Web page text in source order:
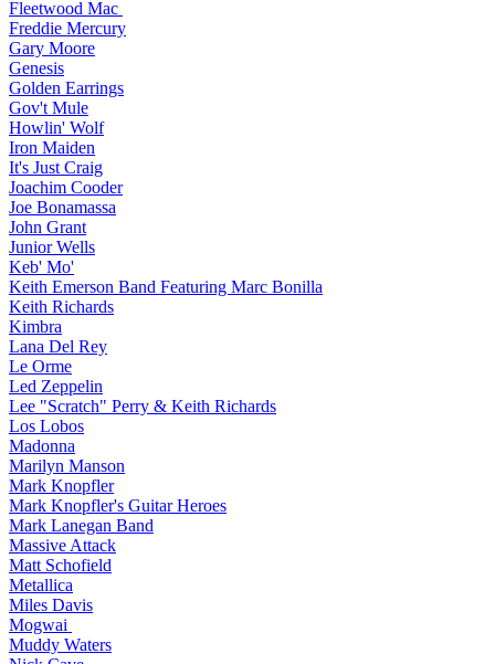
Fleetwood Mac
Freddie Mercury
Gary Moore
Genesis
Golden Earrings
Gov't Mule
Howlin' Wolf
Iron Maiden
It's Just Craig
Joachim Cooder
Joe Bonamassa
John Grant
Junior Wells
Keb' Mo'
Keith Emerson Band Featuring Marc Bonilla
Keith Richards
Kimbra
Lana Del Rey
Le Orme
Led Zeppelin
Lee "Scratch" Perry & Keith Richards
Los Lobos
Madonna
Marilyn Manson
Mark Knopfler
Mark Knopfler's Guitar Heroes
Mark Lanegan Band
Massive Attack
Matt Schofield
Metallica
Miles Davis
Mogwai
Muddy Waters